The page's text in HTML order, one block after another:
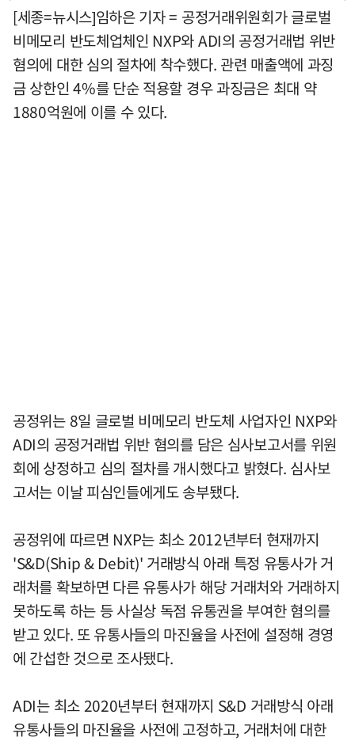
[세종=뉴시스]임하은 기자 = 공정거래위원회가 글로벌
비메모리 반도체업체인 NXP와 ADI의 공정거래법 위반
혐의에 대한 심의 절차에 착수했다. 관련 매출액에 과징
금 상한인 4%를 단순 적용할 경우 과징금은 최대 약
1880억원에 이를 수 있다.
공정위는 8일 글로벌 비메모리 반도체 사업자인 NXP와
ADI의 공정거래법 위반 혐의를 담은 심사보고서를 위원
회에 상정하고 심의 절차를 개시했다고 밝혔다. 심사보
고서는 이날 피심인들에게도 송부됐다.
공정위에 따르면 NXP는 최소 2012년부터 현재까지
'S&D(Ship & Debit)' 거래방식 아래 특정 유통사가 거
래처를 확보하면 다른 유통사가 해당 거래처와 거래하지
못하도록 하는 등 사실상 독점 유통권을 부여한 혐의를
받고 있다. 또 유통사들의 마진율을 사전에 설정해 경영
에 간섭한 것으로 조사됐다.
ADI는 최소 2020년부터 현재까지 S&D 거래방식 아래
유통사들의 마진율을 사전에 고정하고, 거래처에 대한